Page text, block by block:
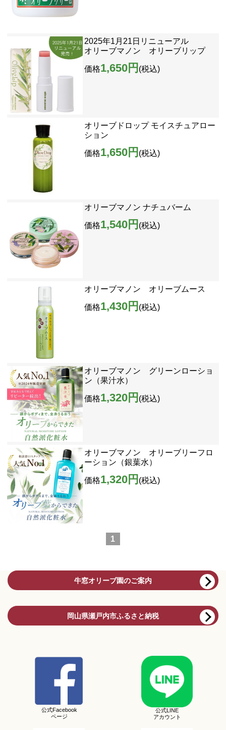
2025年1月21日リニューアル
オリーブマノン オリーブリップ
価格1,650円 (税込)
オリーブドロップ モイスチュアロー
ション
価格1,650円 (税込)
オリーブマノン ナチュバーム
価格1,540円 (税込)
オリーブマノン オリーブムース
価格1,430円 (税込)
オリーブマノン グリーンローショ
ン（果汁水）
価格1,320円 (税込)
オリーブマノン オリーブリーフロ
ーション（銀葉水）
価格1,320円 (税込)
1
牛窓オリーブ園のご案内
岡山県瀬戸内市ふるさと納税
公式Facebook
ページ
公式LINE
アカウント